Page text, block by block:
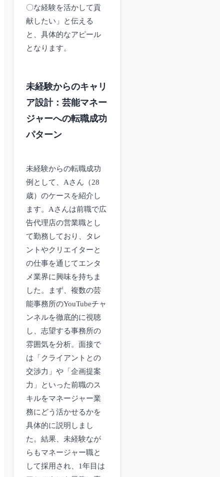
〇な経験を活かして貢
献したい」と伝える
と、具体的なアピール
となります。
未経験からのキャリ
ア設計：芸能マネー
ジャーへの転職成功
パターン
未経験からの転職成功
例として、Aさん（28
歳）のケースを紹介し
ます。Aさんは前職で広
告代理店の営業職とし
て勤務しており、タレ
ントやクリエイターと
の仕事を通じてエンタ
メ業界に興味を持ちま
した。まず、複数の芸
能事務所のYouTubeチャ
ンネルを徹底的に視聴
し、志望する事務所の
雰囲気を分析。面接で
は「クライアントとの
交渉力」や「企画提案
力」といった前職のス
キルをマネージャー業
務にどう活かせるかを
具体的に説明しまし
た。結果、未経験なが
らもマネージャー職と
して採用され、1年目は